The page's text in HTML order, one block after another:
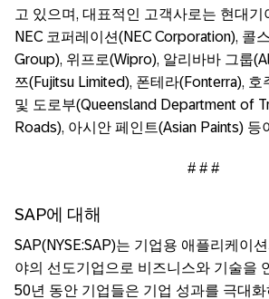
고 있으며, 대표적인 고객사로는 현대 기
NEC 코퍼레이션(NEC Corporation), 콜스
Group), 위프로(Wipro), 알리바바 그룹
쯔(Fujitsu Limited), 폰테라(Fonterra), 호
및 도로부(Queensland Department of
Roads), 아시안 페인트(Asian Paints) 등이
# # #
SAP에 대해
SAP(NYSE:SAP)는 기업용 애플리케이
야의 선도기업으로 비즈니스와 기술을
50년 동안 기업들은 기업 성과를 극대